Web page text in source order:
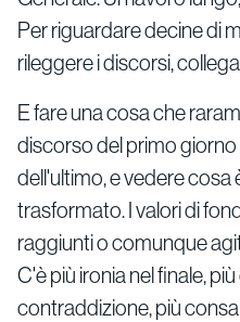
Per riguardare decine di
rileggere i discorsi,
E fare una cosa che
discorso del primo
dell'ultimo, e vedere cosa
trasformato. I valori di
raggiunti o comunque
C'è più ironia nel finale,
contraddizione, più